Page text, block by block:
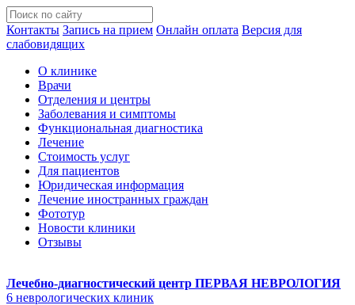
Контакты Запись на прием Онлайн оплата Версия для
слабовидящих
О клинике
Врачи
Отделения и центры
Заболевания и симптомы
Функциональная диагностика
Лечение
Стоимость услуг
Для пациентов
Юридическая информация
Лечение иностранных граждан
Фототур
Новости клиники
Отзывы
Лечебно-диагностический центр ПЕРВАЯ НЕВРОЛОГИЯ
6 неврологических клиник